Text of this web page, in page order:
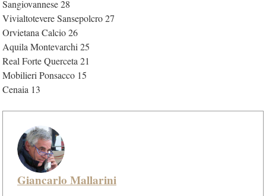
Sangiovannese 28
Vivialtotevere Sansepolcro 27
Orvietana Calcio 26
Aquila Montevarchi 25
Real Forte Querceta 21
Mobilieri Ponsacco 15
Cenaia 13
Giancarlo Mallarini